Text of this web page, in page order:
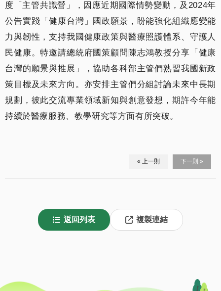
度「主管共識營」，因應近期國際情勢變動，及2024年
公告實踐「健康台灣」國政願景，盼能強化組織應變能
力與韌性，支持我國健康政策與醫療照護體系、守護人
民健康。特邀請總統府國策顧問陳志鴻教授分享「健康
台灣的願景與推展」，協助各科部主管們熟習我國新政
策目標及未來方向。亦安排主管們分組討論未來中長期
規劃，彼此交流專業領域新知與創意發想，期許今年能
持續於醫療服務、教學研究等方面有所突破。
« 上一則 下一則 »
返回列表 複製連結